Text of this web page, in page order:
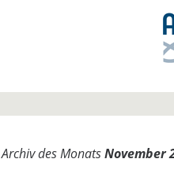
Archiv des MonatsNovember